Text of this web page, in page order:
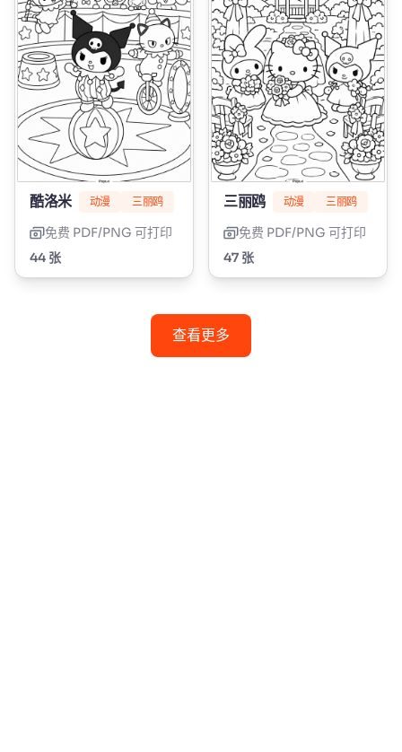
酷洛米 动漫 三丽鸥
免费 PDF/PNG 可打印
44 张
三丽鸥 动漫 三丽鸥
免费 PDF/PNG 可打印
47 张
查看更多